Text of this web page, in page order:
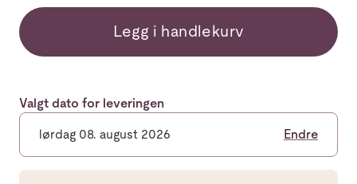
Legg i handlekurv
Valgt dato for leveringen
lørdag 08. august 2026 Endre